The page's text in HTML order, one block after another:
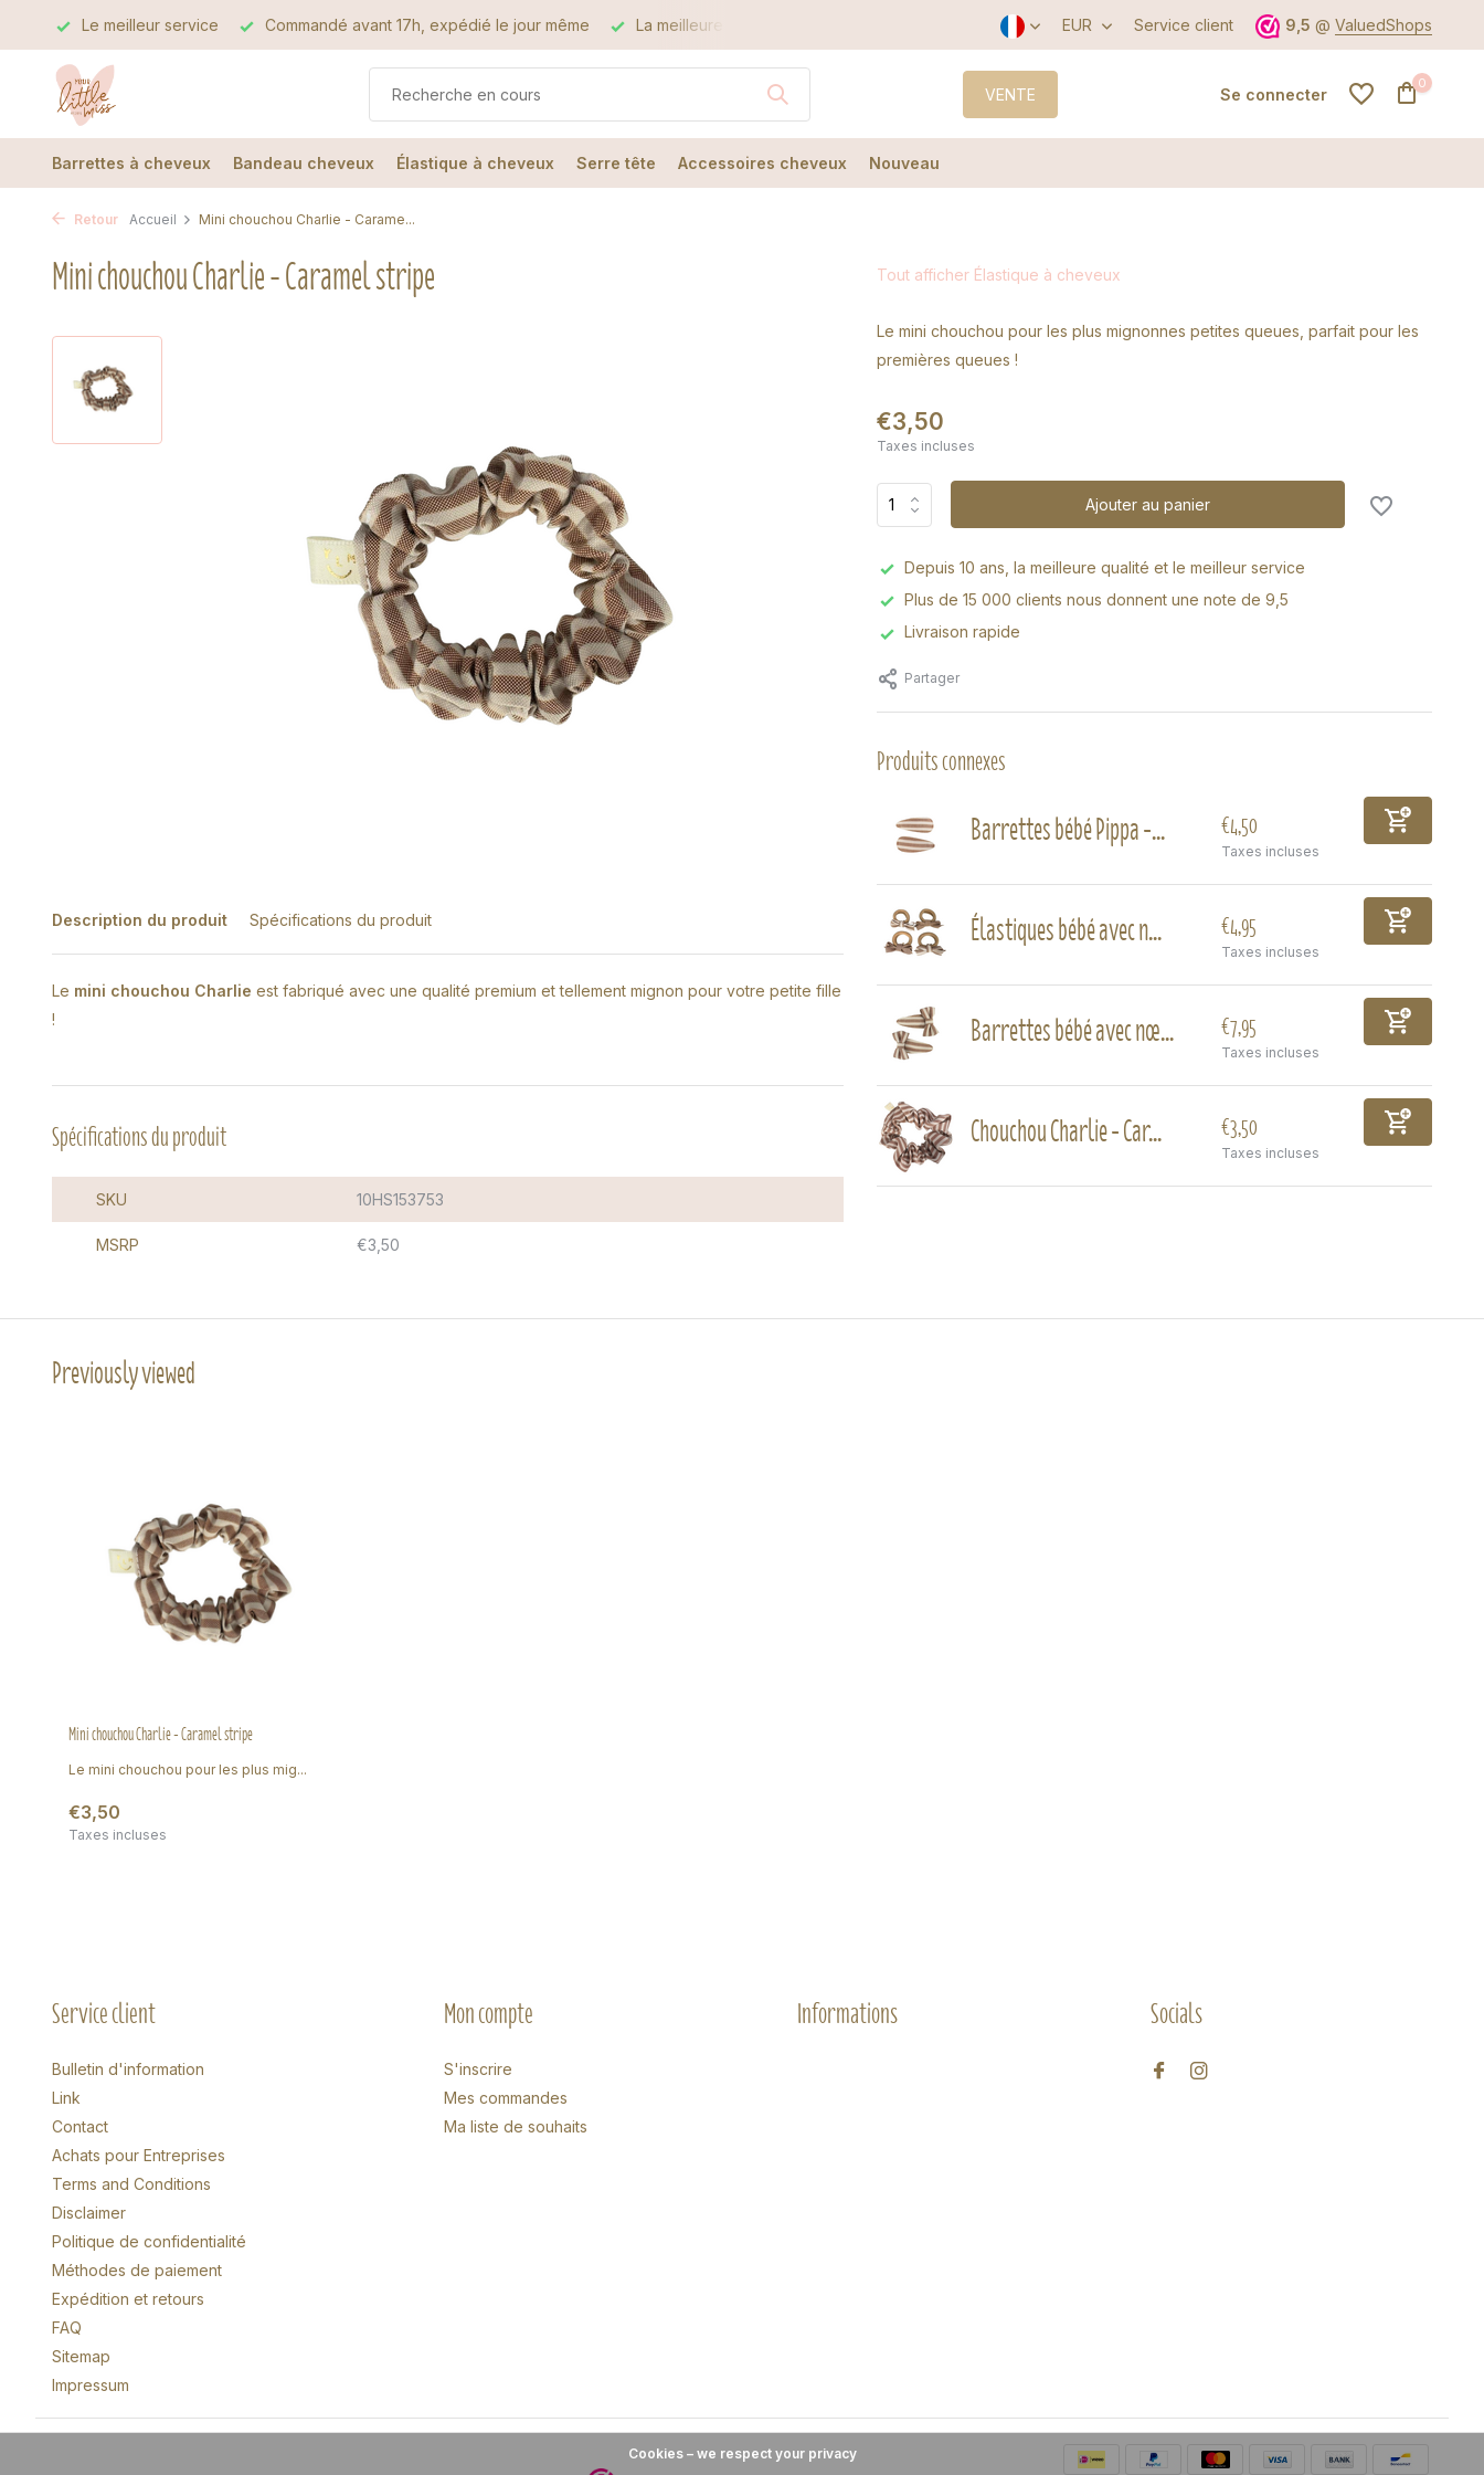
Le meilleur service Commandé avant 17h, expédié le jour même La meilleure qualité EUR Service client 9,5 @ ValuedShops
VENTE Se connecter
0
Barrettes à cheveux Bandeau cheveux Élastique à cheveux Serre tête Accessoires cheveux Nouveau
Retour Accueil Mini chouchou Charlie - Carame...
Mini chouchou Charlie - Caramel stripe
Description du produit Spécifications du produit
Le mini chouchou Charlie est fabriqué avec une qualité premium et tellement mignon pour votre petite fille
!
Spécifications du produit
SKU 10HS153753
MSRP €3,50
Tout afficher Élastique à cheveux
Le mini chouchou pour les plus mignonnes petites queues, parfait pour les
premières queues !
€3,50
Taxes incluses
Ajouter au panier
Depuis 10 ans, la meilleure qualité et le meilleur service
Plus de 15 000 clients nous donnent une note de 9,5
Livraison rapide
Partager
Produits connexes
Barrettes bébé Pippa -... €4,50
Taxes incluses
Élastiques bébé avec n... €4,95
Taxes incluses
Barrettes bébé avec nœ... €7,95
Taxes incluses
Chouchou Charlie - Car... €3,50
Taxes incluses
Previously viewed
Mini chouchou Charlie - Caramel stripe
Le mini chouchou pour les plus mig...
€3,50
Taxes incluses
Service client
Bulletin d'information
Link
Contact
Achats pour Entreprises
Terms and Conditions
Disclaimer
Politique de confidentialité
Méthodes de paiement
Expédition et retours
FAQ
Sitemap
Impressum
Mon compte
S'inscrire
Mes commandes
Ma liste de souhaits
Informations Socials
Cookies – we respect your privacy